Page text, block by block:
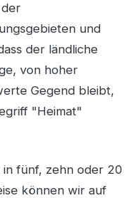
und
der ländliche
von hoher
Gegend bleibt,
"Heimat"
in fünf, zehn oder 20
können wir auf